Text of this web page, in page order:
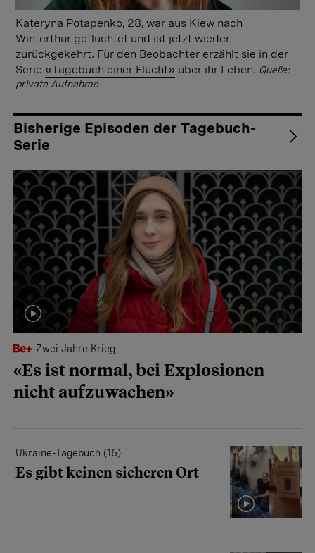
Kateryna Potapenko, 28, war aus Kiew nach
Winterthur geflüchtet und ist jetzt wieder
zurückgekehrt. Für den Beobachter erzählt sie in der
Serie «Tagebuch einer Flucht» über ihr Leben. Quelle:
private Aufnahme
Bisherige Episoden der Tagebuch-
Serie
Zwei Jahre Krieg
«Es ist normal, bei Explosionen
nicht aufzuwachen»
Ukraine-Tagebuch (16)
Es gibt keinen sicheren Ort